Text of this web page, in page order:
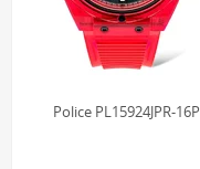
Police PL15924JPR-16P